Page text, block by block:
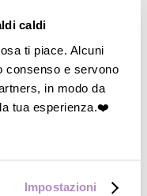
caldi
ti piace. Alcuni
consenso e servono
in modo da
tua esperienza.❤️
Impostazioni